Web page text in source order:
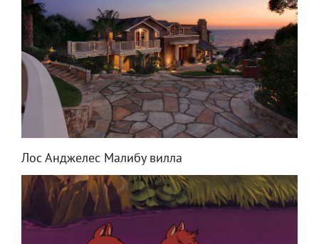
Лос Анджелес Малибу вилла